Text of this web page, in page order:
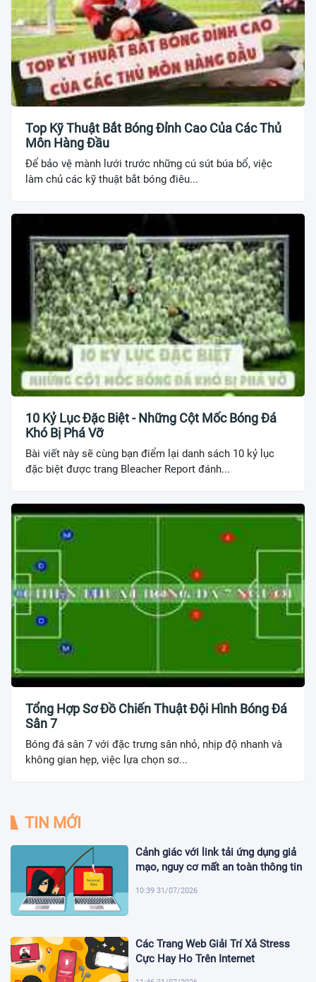
Top Kỹ Thuật Bắt Bóng Đỉnh Cao Của Các Thủ
Môn Hàng Đầu
Để bảo vệ mành lưới trước những cú sút búa bổ, việc
làm chủ các kỹ thuật bắt bóng điêu...
10 Kỷ Lục Đặc Biệt - Những Cột Mốc Bóng Đá
Khó Bị Phá Vỡ
Bài viết này sẽ cùng bạn điểm lại danh sách 10 kỷ lục
đặc biệt được trang Bleacher Report đánh...
Tổng Hợp Sơ Đồ Chiến Thuật Đội Hình Bóng Đá
Sân 7
Bóng đá sân 7 với đặc trưng sân nhỏ, nhịp độ nhanh và
không gian hẹp, việc lựa chọn sơ...
TIN MỚI
Cảnh giác với link tải ứng dụng giả
mạo, nguy cơ mất an toàn thông tin
10:39 31/07/2026
Các Trang Web Giải Trí Xả Stress
Cực Hay Ho Trên Internet